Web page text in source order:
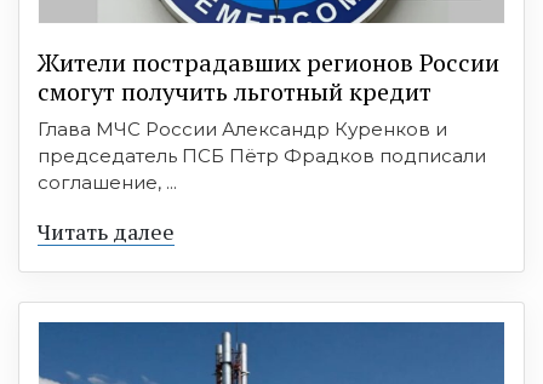
Жители пострадавших регионов России
смогут получить льготный кредит
Глава МЧС России Александр Куренков и
председатель ПСБ Пётр Фрадков подписали
соглашение, ...
Читать далее